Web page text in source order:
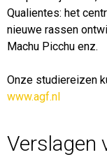
Qualientes: het
nieuwe rassen
Machu Picchu enz.
Onze studiereizen
www.agf.nl
Verslagen